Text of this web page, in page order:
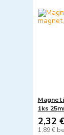
1ks
2,32
1,89 €